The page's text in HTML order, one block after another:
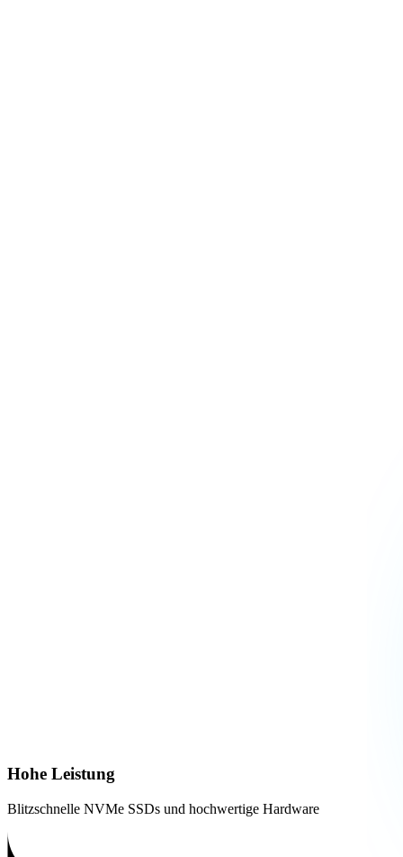
Hohe Leistung
Blitzschnelle NVMe SSDs und hochwertige Hardware